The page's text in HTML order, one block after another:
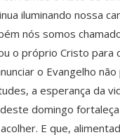
iluminando nossa
nós somos
o próprio Cristo para
o Evangelho
a esperança da
domingo
E que,